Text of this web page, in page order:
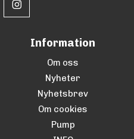
Information
Om oss
Nyheter
Nyhetsbrev
Om cookies
Pump